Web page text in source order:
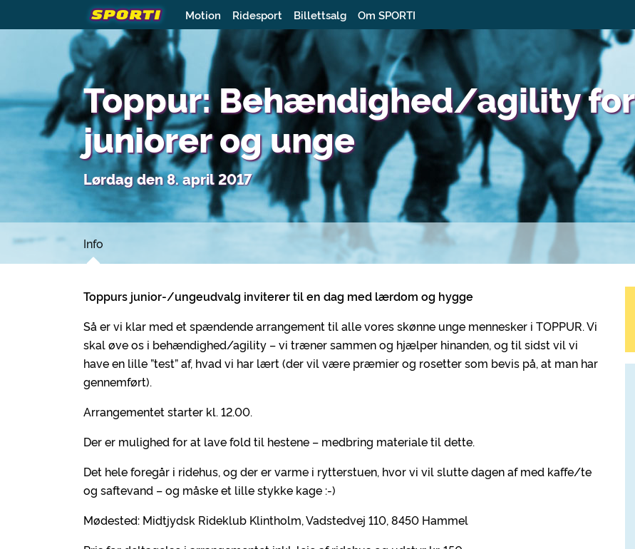
Motion Ridesport Billettsalg Om SPORTI
Toppur: Behændighed/agility for
juniorer og unge
Lørdag den 8. april 2017
Info
Toppurs junior-/ungeudvalg inviterer til en dag med lærdom og hygge
Så er vi klar med et spændende arrangement til alle vores skønne unge mennesker i TOPPUR. Vi
skal øve os i behændighed/agility – vi træner sammen og hjælper hinanden, og til sidst vil vi
have en lille ”test” af, hvad vi har lært (der vil være præmier og rosetter som bevis på, at man har
gennemført).
Arrangementet starter kl. 12.00.
Der er mulighed for at lave fold til hestene – medbring materiale til dette.
Det hele foregår i ridehus, og der er varme i rytterstuen, hvor vi vil slutte dagen af med kaffe/te
og saftevand – og måske et lille stykke kage :-)
Mødested: Midtjydsk Rideklub Klintholm, Vadstedvej 110, 8450 Hammel